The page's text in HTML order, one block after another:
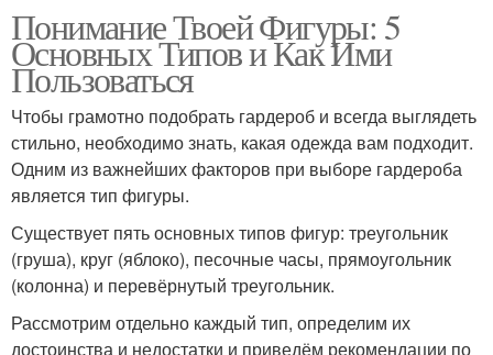
Понимание Твоей Фигуры: 5
Основных Типов и Как Ими
Пользоваться
Чтобы грамотно подобрать гардероб и всегда выглядеть
стильно, необходимо знать, какая одежда вам подходит.
Одним из важнейших факторов при выборе гардероба
является тип фигуры.
Существует пять основных типов фигур: треугольник
(груша), круг (яблоко), песочные часы, прямоугольник
(колонна) и перевёрнутый треугольник.
Рассмотрим отдельно каждый тип, определим их
достоинства и недостатки и приведём рекомендации по